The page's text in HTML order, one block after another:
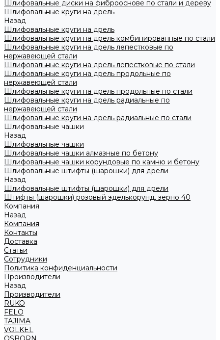
Шлифовальные диски на фиброоснове по стали и дереву
Шлифовальные круги на дрель
Назад
Шлифовальные круги на дрель
Шлифовальные круги на дрель комбинированные по стали
Шлифовальные круги на дрель лепестковые по
нержавеющей стали
Шлифовальные круги на дрель лепестковые по стали
Шлифовальные круги на дрель продольные по
нержавеющей стали
Шлифовальные круги на дрель продольные по стали
Шлифовальные круги на дрель радиальные по
нержавеющей стали
Шлифовальные круги на дрель радиальные по стали
Шлифовальные чашки
Назад
Шлифовальные чашки
Шлифовальные чашки алмазные по бетону
Шлифовальные чашки корундовые по камню и бетону
Шлифовальные штифты (шарошки) для дрели
Назад
Шлифовальные штифты (шарошки) для дрели
Штифты (шарошки) розовый эделькорунд, зерно 40
Компания
Назад
Компания
Контакты
Доставка
Статьи
Сотрудники
Политика конфиденциальности
Производители
Назад
Производители
RUKO
FELO
TAJIMA
VOLKEL